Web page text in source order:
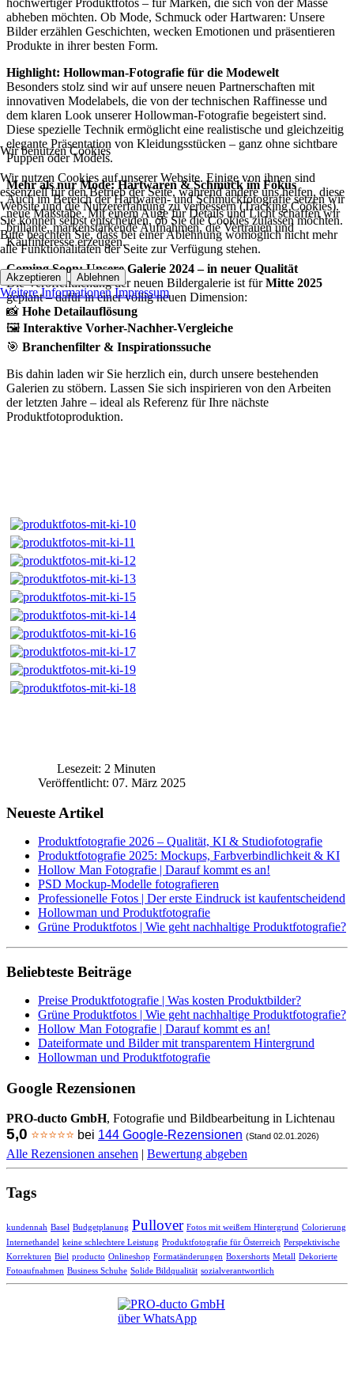
abheben möchten. Ob Mode, Schmuck oder Hartwaren: Unsere
Bilder erzählen Geschichten, wecken Emotionen und präsentieren
Produkte in ihrer besten Form.
Highlight: Hollowman-Fotografie für die Modewelt
Besonders stolz sind wir auf unsere neuen Partnerschaften mit
innovativen Modelabels, die von der technischen Raffinesse und
dem klaren Look unserer Hollowman-Fotografie begeistert sind.
Diese spezielle Technik ermöglicht eine realistische und gleichzeitig
elegante Präsentation von Kleidungsstücken – ganz ohne sichtbare
Puppen oder Models.
Mehr als nur Mode: Hartwaren & Schmuck im Fokus
Auch im Bereich der Hartwaren- und Schmuckfotografie setzen wir
neue Maßstäbe. Mit einem Auge für Details und Licht schaffen wir
brillante, markenstärkende Aufnahmen, die Vertrauen und
Kaufinteresse erzeugen.
Coming Soon: Unsere Galerie 2024 – in neuer Qualität
Die Veröffentlichung der neuen Bildergalerie ist fürMitte 2025
geplant – dafür in einer völlig neuen Dimension:
📸 Hohe Detailauflösung
🖼️ Interaktive Vorher-Nachher-Vergleiche
🎯 Branchenfilter & Inspirationssuche
Bis dahin laden wir Sie herzlich ein, durch unsere bestehenden
Galerien zu stöbern. Lassen Sie sich inspirieren von den Arbeiten
der letzten Jahre – ideal als Referenz für Ihre nächste
Produktfotoproduktion.
Lesezeit: 2 Minuten
Veröffentlicht: 07. März 2025
Neueste Artikel
Produktfotografie 2026 – Qualität, KI & Studiofotografie
Produktfotografie 2025: Mockups, Farbverbindlichkeit & KI
Hollow Man Fotografie | Darauf kommt es an!
PSD Mockup-Modelle fotografieren
Professionelle Fotos | Der erste Eindruck ist kaufentscheidend
Hollowman und Produktfotografie
Grüne Produktfotos | Wie geht nachhaltige Produktfotografie?
Beliebteste Beiträge
Preise Produktfotografie | Was kosten Produktbilder?
Grüne Produktfotos | Wie geht nachhaltige Produktfotografie?
Hollow Man Fotografie | Darauf kommt es an!
Dateiformate und Bilder mit transparentem Hintergrund
Hollowman und Produktfotografie
Google Rezensionen
PRO-ducto GmbH, Fotografie und Bildbearbeitung in Lichtenau
5,0 ⭐⭐⭐⭐⭐ bei 144 Google-Rezensionen (Stand 02.01.2026)
Alle Rezensionen ansehen | Bewertung abgeben
Tags
kundennah Basel Budgetplanung Pullover Fotos mit weißem Hintergrund Colorierung
Internethandel keine schlechtere Leistung Produktfotografie für Österreich Perspektivische
Korrekturen Biel producto Onlineshop Formatänderungen Boxershorts Metall Dekorierte
Fotoaufnahmen Business Schuhe Solide Bildqualität sozialverantwortlich
Wir benutzen Cookies
Wir nutzen Cookies auf unserer Website. Einige von ihnen sind
essenziell für den Betrieb der Seite, während andere uns helfen, diese
Website und die Nutzererfahrung zu verbessern (Tracking Cookies).
Sie können selbst entscheiden, ob Sie die Cookies zulassen möchten.
Bitte beachten Sie, dass bei einer Ablehnung womöglich nicht mehr
alle Funktionalitäten der Seite zur Verfügung stehen.
Akzeptieren Ablehnen
Weitere Informationen Impressum